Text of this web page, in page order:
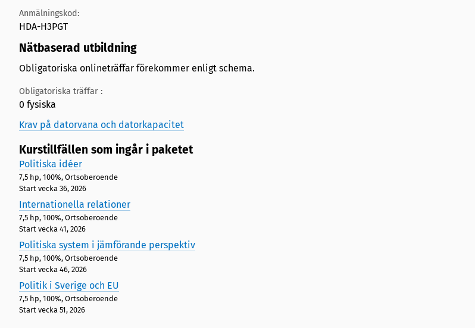
Anmälningskod:
HDA-H3PGT
Nätbaserad utbildning
Obligatoriska onlineträffar förekommer enligt schema.
Obligatoriska träffar :
0 fysiska
Krav på datorvana och datorkapacitet
Kurstillfällen som ingår i paketet
Politiska idéer
7,5 hp, 100%, Ortsoberoende
Start vecka 36, 2026
Internationella relationer
7,5 hp, 100%, Ortsoberoende
Start vecka 41, 2026
Politiska system i jämförande perspektiv
7,5 hp, 100%, Ortsoberoende
Start vecka 46, 2026
Politik i Sverige och EU
7,5 hp, 100%, Ortsoberoende
Start vecka 51, 2026